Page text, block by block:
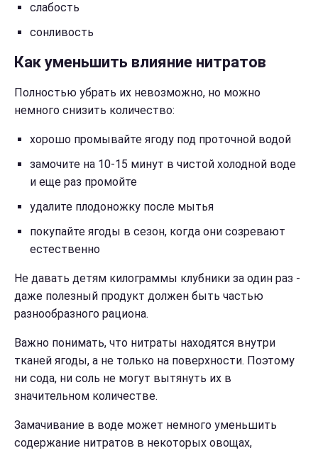
слабость
сонливость
Как уменьшить влияние нитратов
Полностью убрать их невозможно, но можно
немного снизить количество:
хорошо промывайте ягоду под проточной водой
замочите на 10-15 минут в чистой холодной воде
и еще раз промойте
удалите плодоножку после мытья
покупайте ягоды в сезон, когда они созревают
естественно
Не давать детям килограммы клубники за один раз -
даже полезный продукт должен быть частью
разнообразного рациона.
Важно понимать, что нитраты находятся внутри
тканей ягоды, а не только на поверхности. Поэтому
ни сода, ни соль не могут вытянуть их в
значительном количестве.
Замачивание в воде может немного уменьшить
содержание нитратов в некоторых овощах,